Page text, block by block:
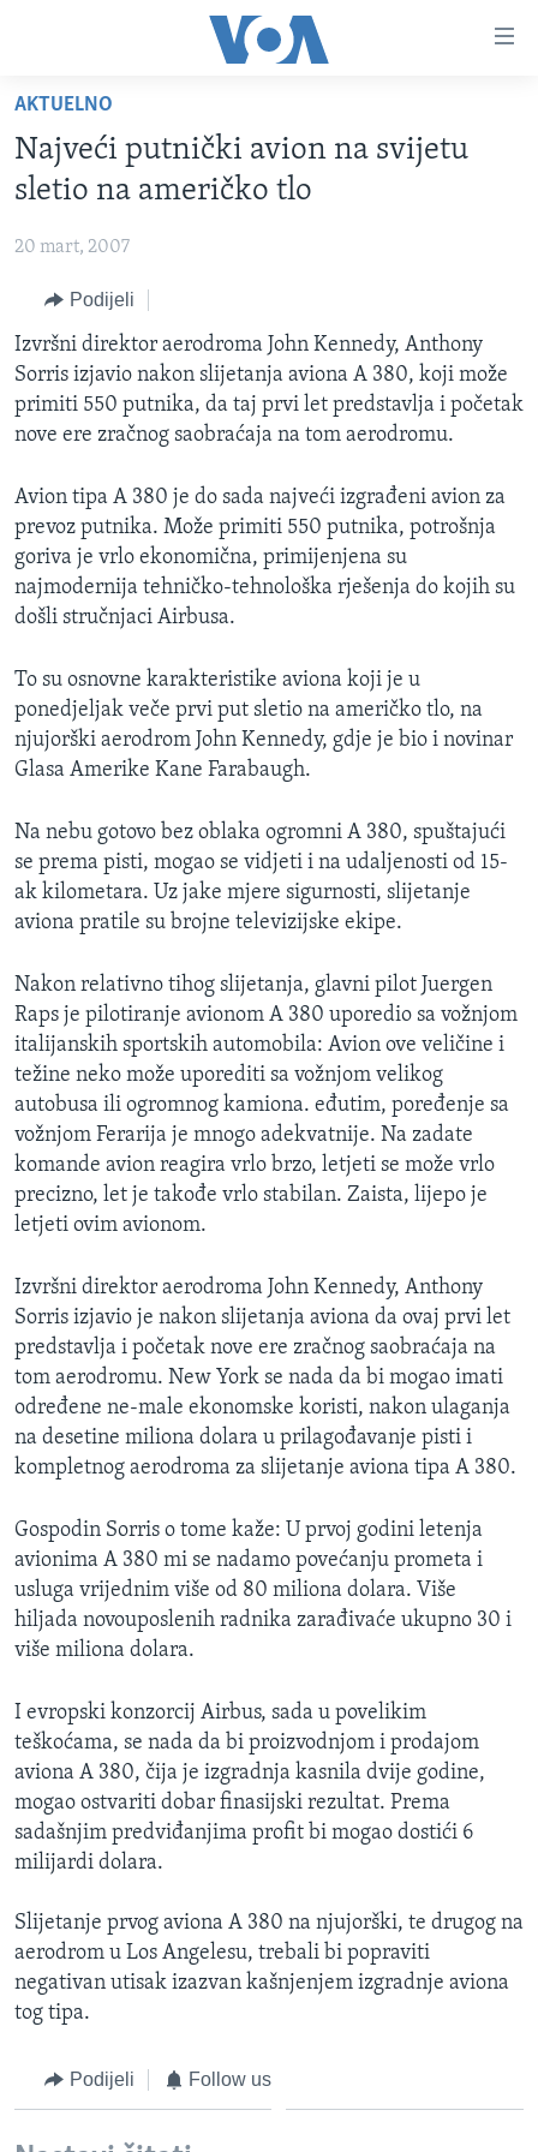
glavni
sadržaj
Pređi
na
glavnu
pretragu
VIDEO
VIJESTI
SJEDINJENE AMERIČKE DRŽAVE
BOSNA I HERCEGOVINA
SVIJET
NAUKA I TEHNOLOGIJA
SPECIJALNI PROJEKTI
KORUPCIJA
SLOBODA MEDIJA
IZBJEGLIČKA STRANA
MAGAZIN
O GLASU AMERIKE
Learning English
PRATITE NAS
Jezici
AKTUELNO
Najveći putnički avion na svijetu
sletio na američko tlo
20 mart, 2007
Podijeli
Izvršni direktor aerodroma John Kennedy, Anthony
Sorris izjavio nakon slijetanja aviona A 380, koji može
primiti 550 putnika, da taj prvi let predstavlja i početak
nove ere zračnog saobraćaja na tom aerodromu.
Avion tipa A 380 je do sada najveći izgrađeni avion za
prevoz putnika. Može primiti 550 putnika, potrošnja
goriva je vrlo ekonomična, primijenjena su
najmodernija tehničko-tehnološka rješenja do kojih su
došli stručnjaci Airbusa.
To su osnovne karakteristike aviona koji je u
ponedjeljak veče prvi put sletio na američko tlo, na
njujorški aerodrom John Kennedy, gdje je bio i novinar
Glasa Amerike Kane Farabaugh.
Na nebu gotovo bez oblaka ogromni A 380, spuštajući
se prema pisti, mogao se vidjeti i na udaljenosti od 15-
ak kilometara. Uz jake mjere sigurnosti, slijetanje
aviona pratile su brojne televizijske ekipe.
Nakon relativno tihog slijetanja, glavni pilot Juergen
Raps je pilotiranje avionom A 380 uporedio sa vožnjom
italijanskih sportskih automobila: Avion ove veličine i
težine neko može uporediti sa vožnjom velikog
autobusa ili ogromnog kamiona. eđutim, poređenje sa
vožnjom Ferarija je mnogo adekvatnije. Na zadate
komande avion reagira vrlo brzo, letjeti se može vrlo
precizno, let je takođe vrlo stabilan. Zaista, lijepo je
letjeti ovim avionom.
Izvršni direktor aerodroma John Kennedy, Anthony
Sorris izjavio je nakon slijetanja aviona da ovaj prvi let
predstavlja i početak nove ere zračnog saobraćaja na
tom aerodromu. New York se nada da bi mogao imati
određene ne-male ekonomske koristi, nakon ulaganja
na desetine miliona dolara u prilagođavanje pisti i
kompletnog aerodroma za slijetanje aviona tipa A 380.
Gospodin Sorris o tome kaže: U prvoj godini letenja
avionima A 380 mi se nadamo povećanju prometa i
usluga vrijednim više od 80 miliona dolara. Više
hiljada novouposlenih radnika zarađivaće ukupno 30 i
više miliona dolara.
I evropski konzorcij Airbus, sada u povelikim
teškoćama, se nada da bi proizvodnjom i prodajom
aviona A 380, čija je izgradnja kasnila dvije godine,
mogao ostvariti dobar finasijski rezultat. Prema
sadašnjim predviđanjima profit bi mogao dostići 6
milijardi dolara.
Slijetanje prvog aviona A 380 na njujorški, te drugog na
aerodrom u Los Angelesu, trebali bi popraviti
negativan utisak izazvan kašnjenjem izgradnje aviona
tog tipa.
Podijeli Follow us